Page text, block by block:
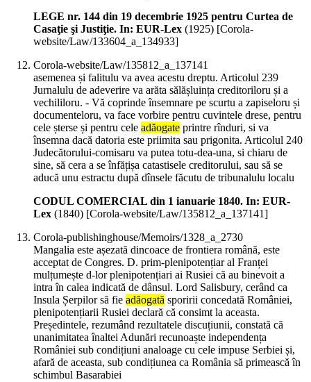
LEGE nr. 144 din 19 decembrie 1925 pentru Curtea de
Casaţie şi Justiţie. In: EUR-Lex (1925) [Corola-
website/Law/133604_a_134933]
Corola-website/Law/135812_a_137141
asemenea și falitulu va avea acestu dreptu. Articolul 239
Jurnalulu de adeverire va arăta sălășluința creditoriloru și a
vechililoru. - Vă coprinde însemnare pe scurtu a zapiseloru și
documenteloru, va face vorbire pentru cuvintele drese, pentru
cele șterse și pentru cele adăogate printre rînduri, si va
însemna dacă datoria este priimita sau prigonita. Articolul 240
Judecătorului-comisaru va putea totu-dea-una, si chiaru de
sine, să cera a se înfățișa catastisele creditorului, sau să se
aducă unu estractu după dînsele făcutu de tribunalulu localu
CODUL COMERCIAL din 1 ianuarie 1840. In: EUR-
Lex (1840) [Corola-website/Law/135812_a_137141]
Corola-publishinghouse/Memoirs/1328_a_2730
Mangalia este așezată dincoace de frontiera română, este
acceptat de Congres. D. prim-plenipotențiar al Franței
mulțumește d-lor plenipotențiari ai Rusiei că au binevoit a
intra în calea indicată de dânsul. Lord Salisbury, cerând ca
Insula Șerpilor să fie adăogată sporirii concedată României,
plenipotențiarii Rusiei declară că consimt la aceasta.
Președintele, rezumând rezultatele discuțiunii, constată că
unanimitatea înaltei Adunări recunoaște independența
României sub condițiuni analoage cu cele impuse Serbiei și,
afară de aceasta, sub condițiunea ca România să primească în
schimbul Basarabiei